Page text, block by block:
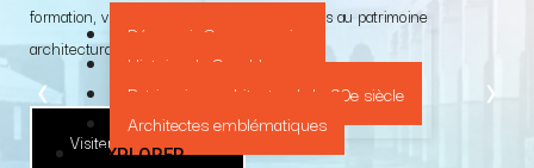
Découvrir Casamemoire
Histoire de Casablanca
Patrimoine architectural du 20e siècle
Architectes emblématiques
EXPLORER
formation, vidéos, quiz et ressources dédiés au patrimoine
architectural et culturel de Casablanca.
Visiter la plateforme
‹ ›